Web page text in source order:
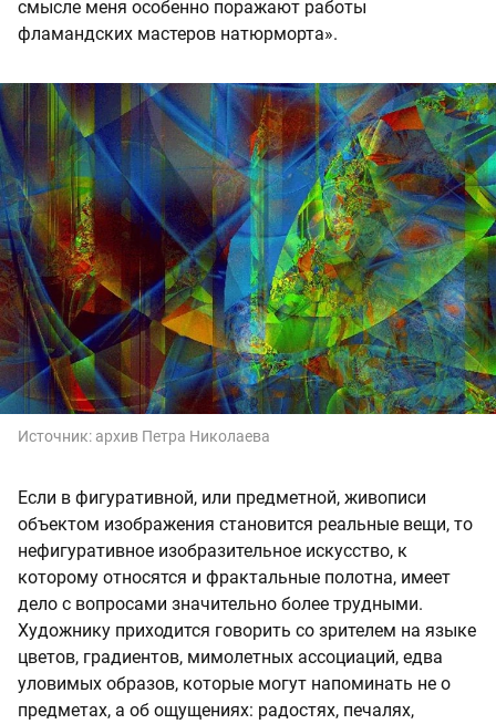
смысле меня особенно поражают работы
фламандских мастеров натюрморта».
Источник: архив Петра Николаева
Если в фигуративной, или предметной, живописи
объектом изображения становится реальные вещи, то
нефигуративное изобразительное искусство, к
которому относятся и фрактальные полотна, имеет
дело с вопросами значительно более трудными.
Художнику приходится говорить со зрителем на языке
цветов, градиентов, мимолетных ассоциаций, едва
уловимых образов, которые могут напоминать не о
предметах, а об ощущениях: радостях, печалях,